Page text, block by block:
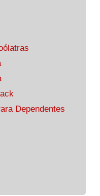
Dependentes